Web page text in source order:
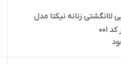
لاانگشتی زنانه نیکتا مدل
001